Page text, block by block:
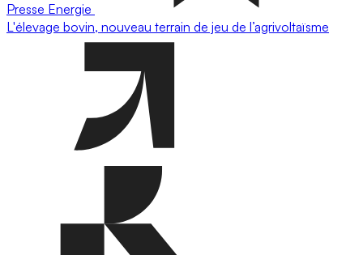
Presse Energie
L'élevage bovin, nouveau terrain de jeu de l’agrivoltaïsme